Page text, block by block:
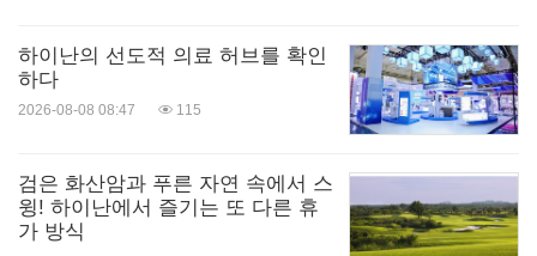
하이난의 선도적 의료 허브를 확인
하다
2026-08-08 08:47 115
검은 화산암과 푸른 자연 속에서 스
윙! 하이난에서 즐기는 또 다른 휴
가 방식